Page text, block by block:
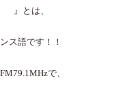
』とは、
語です！！
で、